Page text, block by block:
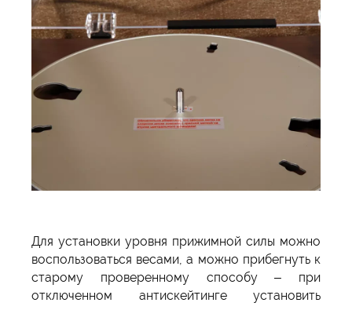
Для установки уровня прижимной силы можно
воспользоваться весами, а можно прибегнуть к
старому проверенному способу – при
отключенном антискейтинге установить